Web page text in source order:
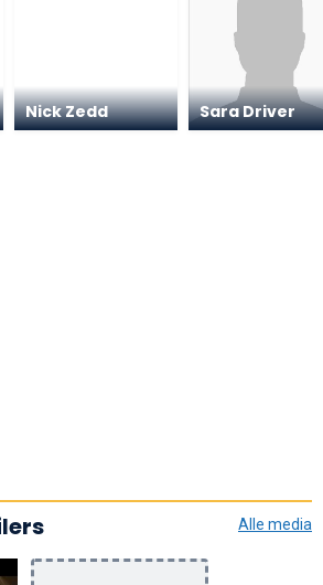
Nick Zedd Sara Driver
Alle media